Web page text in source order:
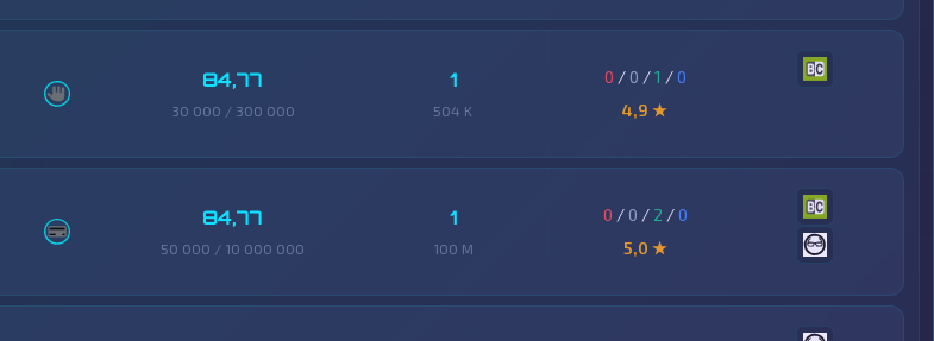
84,77
30 000 / 300 000
1
504 K
0 / 0 /1 /0
4,9 ★
84,77
50 000 / 10 000 000
1
100 M
0 / 0 / 2 /0
5,0 ★